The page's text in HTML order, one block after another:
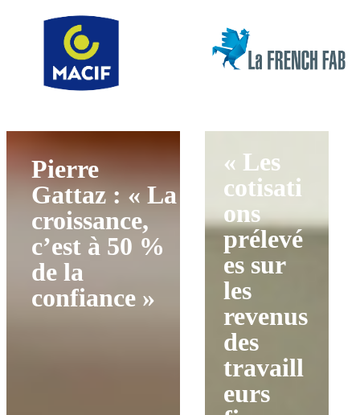
Pierre
Gattaz : « La
croissance,
c’est à 50 %
de la
confiance »
« Les
cotisati
ons
prélevé
es sur
les
revenus
des
travaill
eurs